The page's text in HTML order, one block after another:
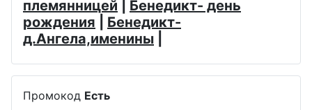
племянницей
Бенедикт- день
рождения
Бенедикт-
д.Ангела,именины
Промокод Есть